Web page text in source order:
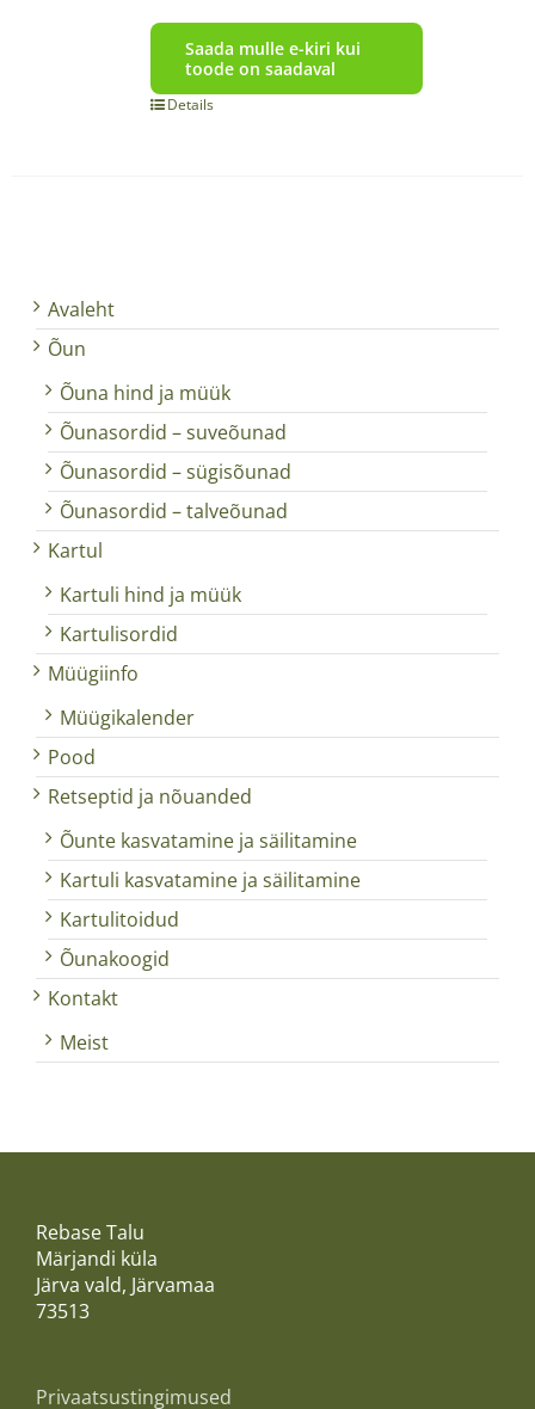
Saada mulle e-kiri kui
toode on saadaval
Details
Avaleht
Õun
Õuna hind ja müük
Õunasordid – suveõunad
Õunasordid – sügisõunad
Õunasordid – talveõunad
Kartul
Kartuli hind ja müük
Kartulisordid
Müügiinfo
Müügikalender
Pood
Retseptid ja nõuanded
Õunte kasvatamine ja säilitamine
Kartuli kasvatamine ja säilitamine
Kartulitoidud
Õunakoogid
Kontakt
Meist
Rebase Talu
Märjandi küla
Järva vald, Järvamaa
73513
Privaatsustingimused